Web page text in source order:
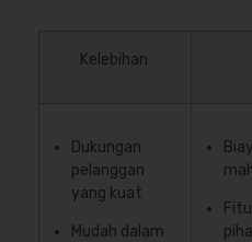
Kelebihan
Dukungan
pelanggan
yang kuat
Mudah dalam